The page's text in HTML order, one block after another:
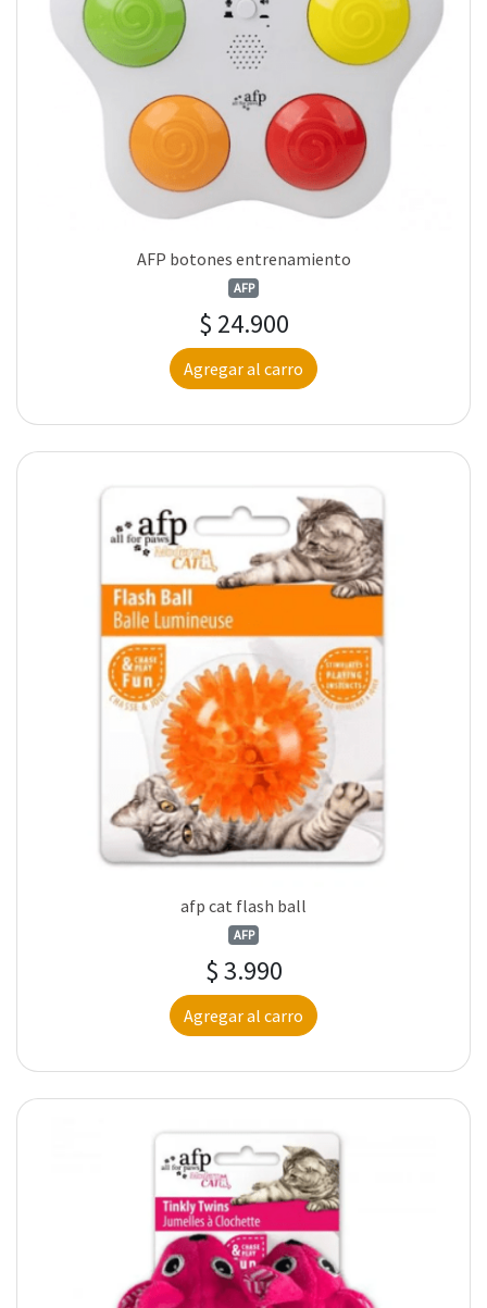
AFP botones entrenamiento
AFP
$ 24.900
Agregar al carro
afp cat flash ball
AFP
$ 3.990
Agregar al carro